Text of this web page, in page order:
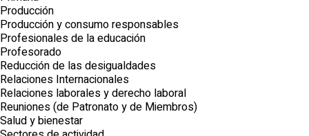
Producción
Producción y consumo responsables
Profesionales de la educación
Profesorado
Reducción de las desigualdades
Relaciones Internacionales
Relaciones laborales y derecho laboral
Reuniones (de Patronato y de Miembros)
Salud y bienestar